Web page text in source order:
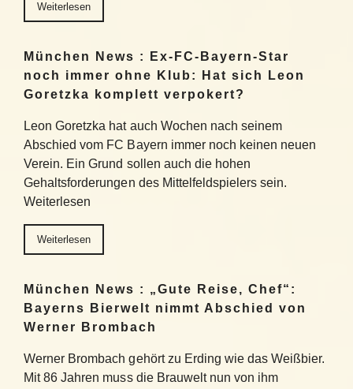
Weiterlesen
München News : Ex-FC-Bayern-Star
noch immer ohne Klub: Hat sich Leon
Goretzka komplett verpokert?
Leon Goretzka hat auch Wochen nach seinem
Abschied vom FC Bayern immer noch keinen neuen
Verein. Ein Grund sollen auch die hohen
Gehaltsforderungen des Mittelfeldspielers sein.
Weiterlesen
Weiterlesen
München News : „Gute Reise, Chef“:
Bayerns Bierwelt nimmt Abschied von
Werner Brombach
Werner Brombach gehört zu Erding wie das Weißbier.
Mit 86 Jahren muss die Brauwelt nun von ihm